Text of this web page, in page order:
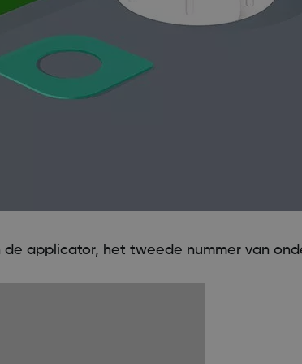
applicator, het tweede nummer van